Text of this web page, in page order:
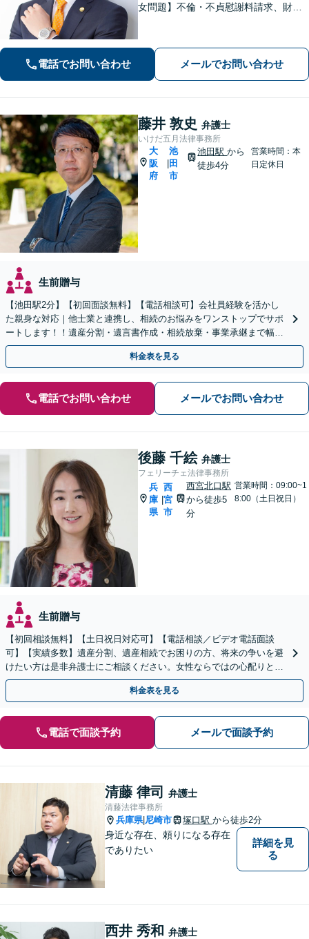
女問題】不倫・不貞慰謝料請求、財産
さい【夜間・休日面談可】【完全個
室】【阪急塚口駅２分】
電話でお問い合わせ メールでお問い合わせ
藤井 敦史 弁護士
いけだ五月法律事務所
大
阪
府
池
田
市
池田駅から
徒歩4分
営業時間：本
日定休日
生前贈与
【池田駅2分】【初回面談無料】【電話相談可】会社員経験を活かし
た親身な対応｜他士業と連携し、相続のお悩みをワンストップでサポ
ートします！！遺産分割・遺言書作成・相続放棄・事業承継まで幅広
く対応【休日・夜間対応可】
料金表を見る
電話でお問い合わせ メールでお問い合わせ
後藤 千絵 弁護士
フェリーチェ法律事務所
兵
庫
県
西
宮
市
西宮北口駅
から徒歩5
分
営業時間：09:00~1
8:00（土日祝日）
生前贈与
【初回相談無料】【土日祝日対応可】【電話相談／ビデオ電話面談
可】【実績多数】遺産分割、遺産相続でお困りの方、将来の争いを避
けたい方は是非弁護士にご相談ください。女性ならではの心配りと交
渉力であなたの希望に寄り添います。
料金表を見る
電話で面談予約 メールで面談予約
清藤 律司 弁護士
清藤法律事務所
兵庫県| 尼崎市 塚口駅 から徒歩2分
身近な存在、頼りになる存在
でありたい
詳細を見
る
西井 秀和 弁護士